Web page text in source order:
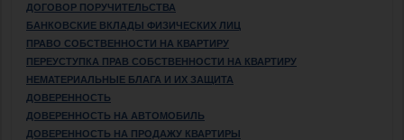
ДОГОВОР ПОРУЧИТЕЛЬСТВА
БАНКОВСКИЕ ВКЛАДЫ ФИЗИЧЕСКИХ ЛИЦ
ПРАВО СОБСТВЕННОСТИ НА КВАРТИРУ
ПЕРЕУСТУПКА ПРАВ СОБСТВЕННОСТИ НА КВАРТИРУ
НЕМАТЕРИАЛЬНЫЕ БЛАГА И ИХ ЗАЩИТА
ДОВЕРЕННОСТЬ
ДОВЕРЕННОСТЬ НА АВТОМОБИЛЬ
ДОВЕРЕННОСТЬ НА ПРОДАЖУ КВАРТИРЫ